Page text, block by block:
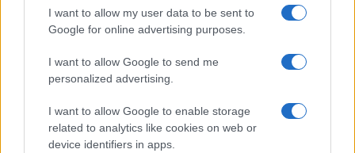
I want to allow my user data to be sent to
Google for online advertising purposes.
I want to allow Google to send me
personalized advertising.
I want to allow Google to enable storage
related to analytics like cookies on web or
device identifiers in apps.
Guía para definir intereses y
competencias en carreras STEAM
Identifica tus intereses y competencias en datos, IA,…